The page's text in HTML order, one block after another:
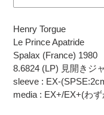
手
続
き
時
に
カ
ー
ト
に
品
を
Henry Torgue
Le Prince Apatride
Spalax (France) 1980
8.6824 (LP) 見開きジ
sleeve : EX-
media : EX+/EX+(わ